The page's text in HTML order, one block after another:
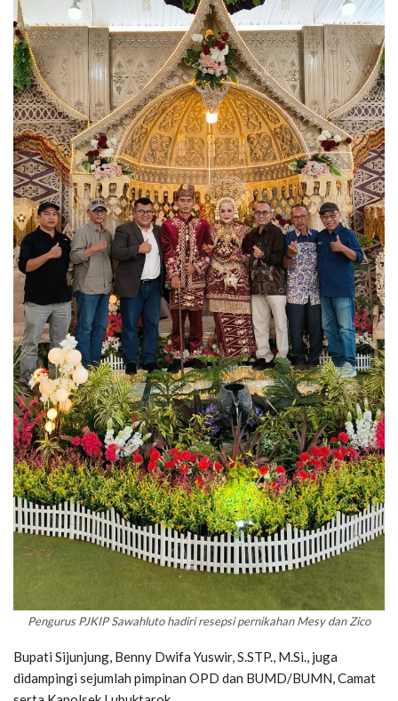
Pengurus PJKIP Sawahluto hadiri resepsi pernikahan Mesy dan Zico
Bupati Sijunjung, Benny Dwifa Yuswir, S.STP., M.Si., juga
didampingi sejumlah pimpinan OPD dan BUMD/BUMN, Camat